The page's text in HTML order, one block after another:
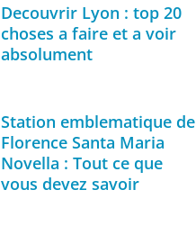
Decouvrir Lyon : top 20
choses a faire et a voir
absolument
Station emblematique de
Florence Santa Maria
Novella : Tout ce que
vous devez savoir